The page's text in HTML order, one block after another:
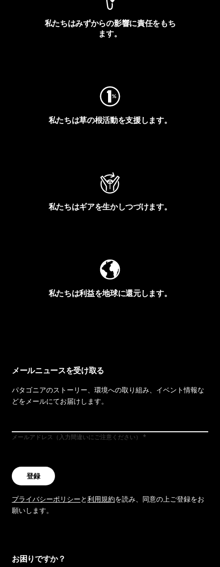
私たちはみずからの影響に責任をもち
ます。
私たちは草の根活動を支援します。
私たちはギアを生かしつづけます。
私たちは利益を地球に還元します。
メールニュースを受け取る
パタゴニアのストーリー、環境への取り組み、イベント情報な
どをメールにてお届けします。
メールアドレス（入力間違いにご注意ください）
登録
プライバシーポリシーと利用規約を読み、同意の上ご登録をお
願いします。
お困りですか？